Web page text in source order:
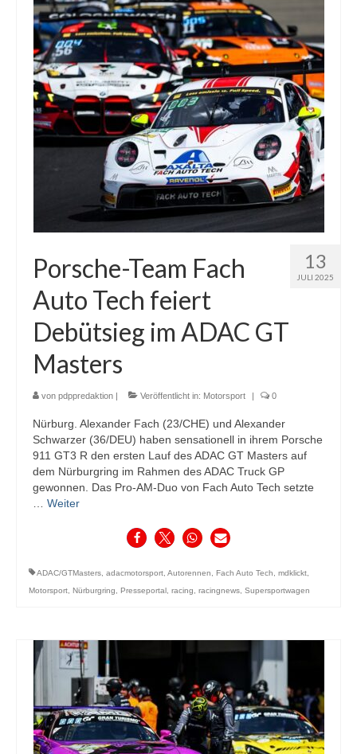
13
JULI 2025
Porsche-Team Fach
Auto Tech feiert
Debütsieg im ADAC GT
Masters
von pdppredaktion Veröffentlicht in: Motorsport 0
Nürburg. Alexander Fach (23/CHE) und Alexander
Schwarzer (36/DEU) haben sensationell in ihrem Porsche
911 GT3 R den ersten Lauf des ADAC GT Masters auf
dem Nürburgring im Rahmen des ADAC Truck GP
gewonnen. Das Pro-AM-Duo von Fach Auto Tech setzte
… Weiter
ADAC/GTMasters, adacmotorsport, Autorennen, Fach Auto Tech, mdklickt,
Motorsport, Nürburgring, Presseportal , racing, racingnews, Supersportwagen